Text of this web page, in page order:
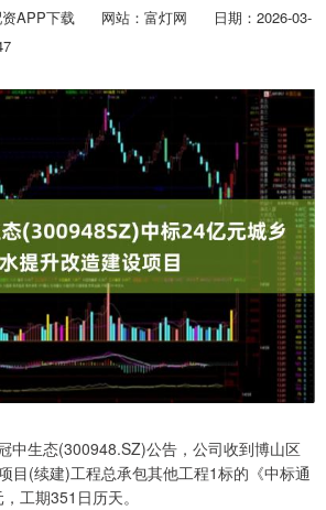
APP下载 网站：富灯网
日期：2026-03-
中生态(300948.SZ)公告，公司收到博山区
目(续建)工程总承包其他工程1标的《中标通
工期351日历天。